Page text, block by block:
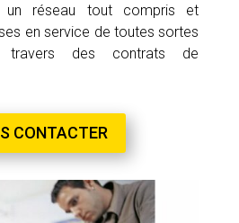
un réseau tout compris et
en service de toutes sortes
travers des contrats de
CONTACTER